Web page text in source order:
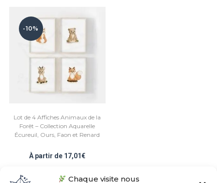
Chaque visite nous
-10%
Lot de 4 Affiches Animaux de la
Forêt – Collection Aquarelle
Écureuil, Ours, Faon et Renard
À partir de 17,01€
5.00